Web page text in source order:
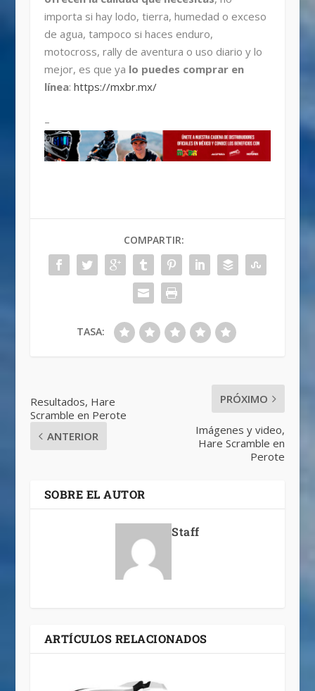
importa si hay lodo, tierra, humedad o exceso
de agua, tampoco si haces enduro,
motocross, rally de aventura o uso diario y lo
mejor, es que ya lo puedes comprar en
línea: https://mxbr.mx/
–
COMPARTIR:
TASA:
Resultados, Hare
Scramble en Perote
ANTERIOR
PRÓXIMO
Imágenes y video,
Hare Scramble en
Perote
SOBRE EL AUTOR
Staff
ARTÍCULOS RELACIONADOS